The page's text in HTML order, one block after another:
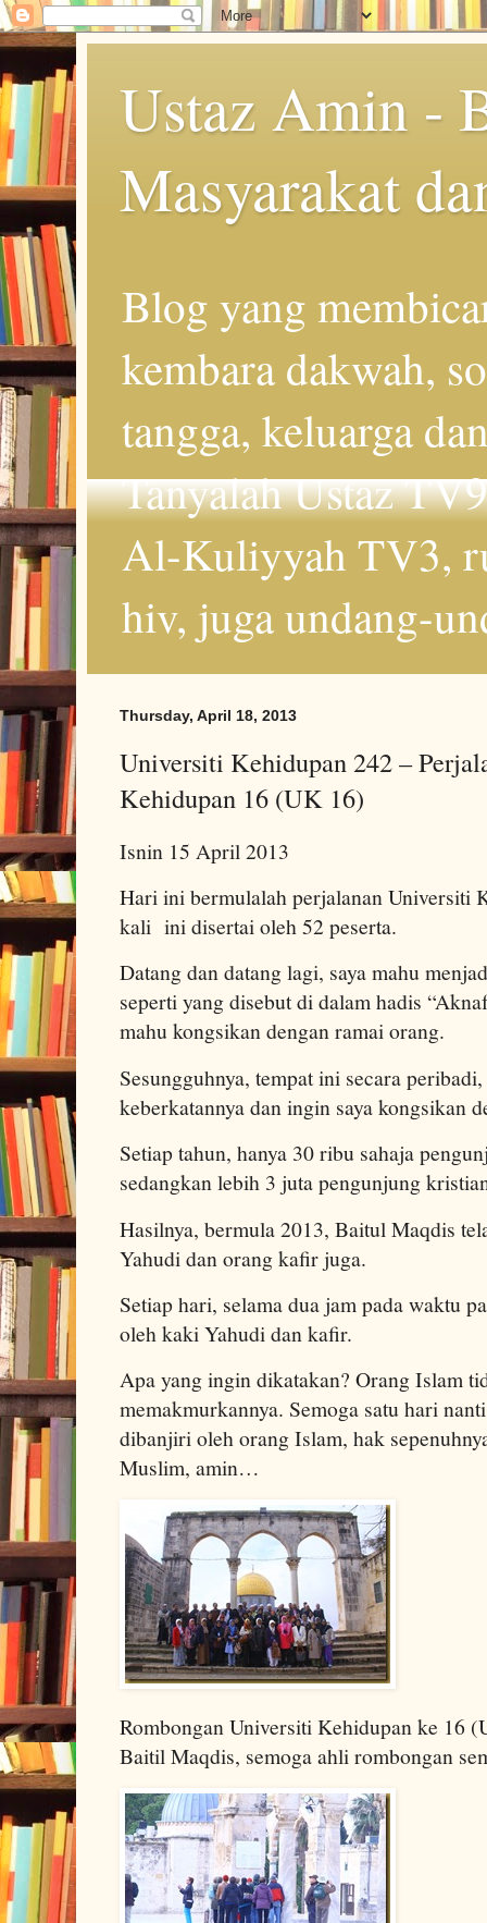
Ustaz Amin -
Masyarakat
Blog yang
kembara dakwah,
tangga, keluarga
Tanyalah Ustaz
Al-Kuliyyah TV3,
hiv, juga undang-
Thursday, April 18, 2013
Universiti Kehidupan 242 –
Kehidupan 16 (UK 16)
Isnin 15 April 2013
Hari ini bermulalah perjalanan Universiti
kali ini disertai oleh 52 peserta.
Datang dan datang lagi, saya mahu
seperti yang disebut di dalam hadis
mahu kongsikan dengan ramai orang.
Sesungguhnya, tempat ini secara
keberkatannya dan ingin saya kongsikan
Setiap tahun, hanya 30 ribu sahaja
sedangkan lebih 3 juta pengunjung
Hasilnya, bermula 2013, Baitul Maqdis
Yahudi dan orang kafir juga.
Setiap hari, selama dua jam pada waktu
oleh kaki Yahudi dan kafir.
Apa yang ingin dikatakan? Orang Islam
memakmurkannya. Semoga satu hari
dibanjiri oleh orang Islam, hak
Muslim, amin…
Rombongan Universiti Kehidupan ke 16
Baitil Maqdis, semoga ahli rombongan